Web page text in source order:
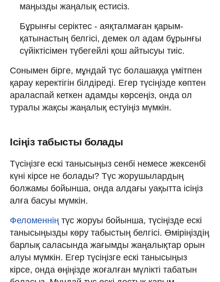
маңызды жаңалық естисіз.
Бұрынғы серіктес - аяқталмаған қарым-
қатынастың белгісі, демек ол адам бұрынғы
сүйіктісімен түбегейлі қош айтысуы тиіс.
Сонымен бірге, мұндай түс болашаққа үмітпен
қарау керектігін білдіреді. Егер түсіңізде көптен
араласпай кеткен адамды көрсеңіз, онда ол
туралы жақсы жаңалық естуіңіз мүмкін.
Ісіңіз табысты болады
Түсіңізге ескі танысыңыз сенбі немесе жексенбі
күні кірсе не болады? Түс жорушылардың
болжамы бойынша, онда алдағы уақытта ісіңіз
алға басуы мүмкін.
Феломеннің түс жоруы бойынша, түсіңізде ескі
танысыңызды көру табыстың белгісі. Өміріңіздің
барлық саласында жағымды жаңалықтар орын
алуы мүмкін. Егер түсіңізге ескі танысыңыз
кірсе, онда өңіңізде жоғалған мүлікті табатын